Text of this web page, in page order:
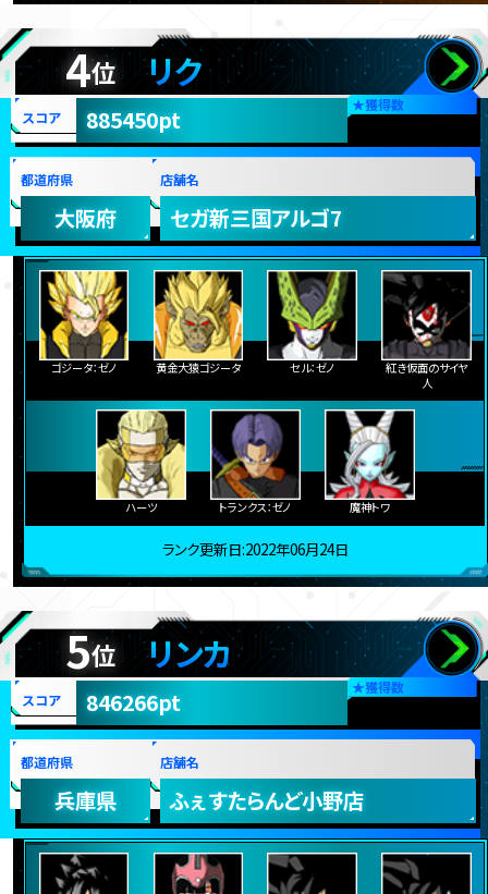
4位 リク
★獲得数
スコア 885450pt
都道府県
大阪府
店舗名
セガ新三国アルゴ7
ゴジータ：ゼノ 黄金大猿ゴジータ セル：ゼノ
紅き仮面のサイヤ
人
ハーツ トランクス：ゼノ 魔神トワ
ランク更新日:2022年06月24日
5位 リンカ
★獲得数
スコア 846266pt
都道府県
兵庫県
店舗名
ふぇすたらんど小野店